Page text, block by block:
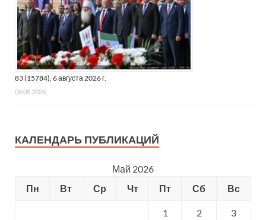
83 (15784), 6 августа 2026 г.
06.08.2026
КАЛЕНДАРЬ ПУБЛИКАЦИЙ
Май 2026
Пн
Вт Ср Чт Пт Сб Вс
1 2 3